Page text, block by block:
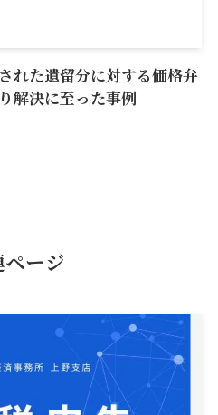
れた遺留分に対する価格弁
解決に至った事例
ージ